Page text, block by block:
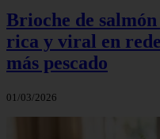
Brioche de
rica y viral en
más pescado
01/03/2026